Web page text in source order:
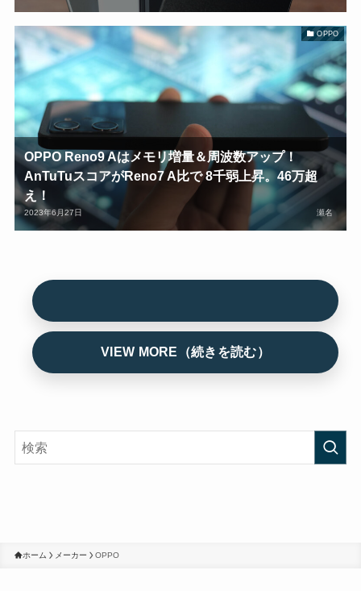
OPPO
OPPO Reno9 Aはメモリ増量＆周波数アップ！
AnTuTuスコアがReno7 A比で 8千弱上昇。46万超
え！
2023年6月27日 瀬名
ホーム メーカー OPPO